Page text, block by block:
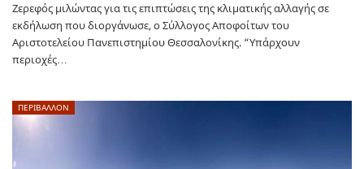
Ζερεφός μιλώντας για τις επιπτώσεις της κλιματικής αλλαγής σε
εκδήλωση που διοργάνωσε, ο Σύλλογος Αποφοίτων του
Αριστοτελείου Πανεπιστημίου Θεσσαλονίκης. “Υπάρχουν
περιοχές…
ΠΕΡΙΒΑΛΛΟΝ